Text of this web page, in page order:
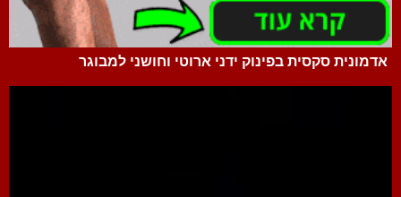
אדמונית סקסית בפינוק ידני ארוטי וחושני למבוגר